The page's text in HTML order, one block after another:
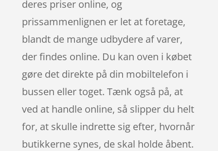
deres priser online, og
prissammenlignen er let at foretage,
blandt de mange udbydere af varer,
der findes online. Du kan oven i købet
gøre det direkte på din mobiltelefon i
bussen eller toget. Tænk også på, at
ved at handle online, så slipper du helt
for, at skulle indrette sig efter, hvornår
butikkerne synes, de skal holde åbent.